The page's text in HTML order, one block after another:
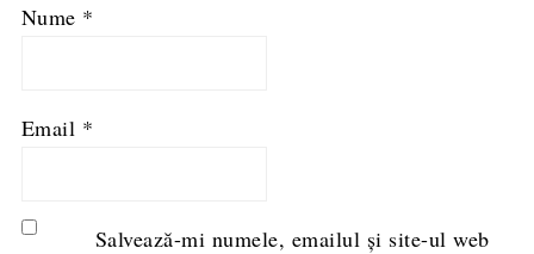
Nume *
Email *
Salvează-mi numele, emailul și site-ul web